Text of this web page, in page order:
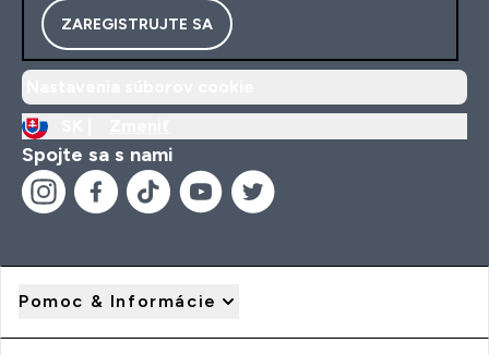
ZAREGISTRUJTE SA
Spojte sa s nami
Pomoc & Informácie